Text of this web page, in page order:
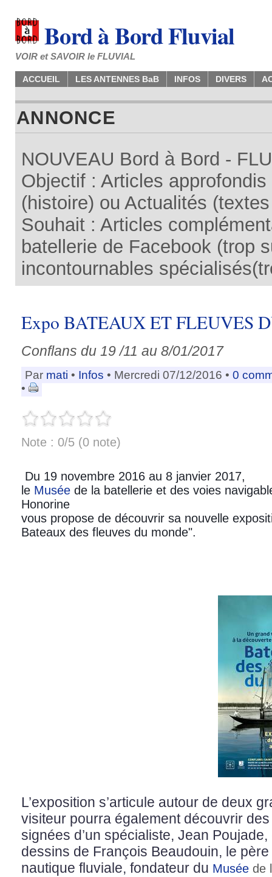
Bord à Bord Fluvial
VOIR et SAVOIR le FLUVIAL
ACCUEIL LES ANTENNES BaB INFOS DIVERS
ANNONCE
NOUVEAU Bord à Bord -
Objectif : Articles
(histoire) ou Actualités
Souhait : Articles
batellerie de Facebook (trop
incontournables
Expo BATEAUX ET FLEUVES
Conflans du 19 /11 au 8/01/2017
Par mati • Infos • Mercredi 07/12/2016 • 0
•
Note : 0/5 (0 note)
Du 19 novembre 2016 au 8 janvier 2017,
le Musée de la batellerie et des voies
Honorine
vous propose de découvrir sa nouvelle
Bateaux des fleuves du monde".
L’exposition s’articule autour de deux
visiteur pourra également découvrir
signées d’un spécialiste, Jean
dessins de François Beaudouin, le père
nautique fluviale, fondateur du Musée de